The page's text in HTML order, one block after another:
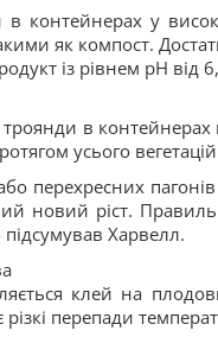
контейнерах у
як компост.
із рівнем pH від
в
усього
перехресних
новий ріст.
Харвелл.
клей на
перепади